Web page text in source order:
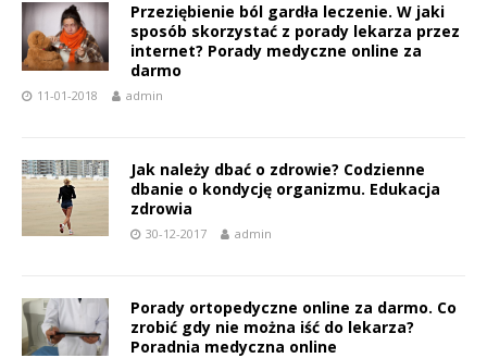
Przeziębienie ból gardła leczenie. W jaki
sposób skorzystać z porady lekarza przez
internet? Porady medyczne online za
darmo
11-01-2018 admin
Jak należy dbać o zdrowie? Codzienne
dbanie o kondycję organizmu. Edukacja
zdrowia
30-12-2017 admin
Porady ortopedyczne online za darmo. Co
zrobić gdy nie można iść do lekarza?
Poradnia medyczna online